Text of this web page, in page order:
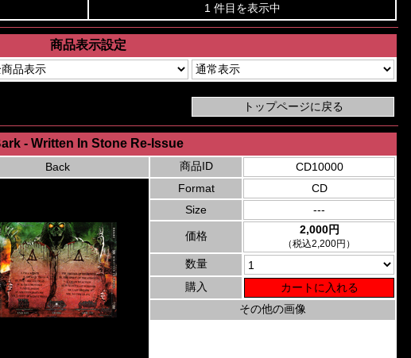
1 件目を表示中
商品表示設定
- Written In Stone Re-Issue
Back 商品ID
CD10000
Format
CD
Size
---
価格 2,000円
（税込2,200円）
数量
購入
その他の画像